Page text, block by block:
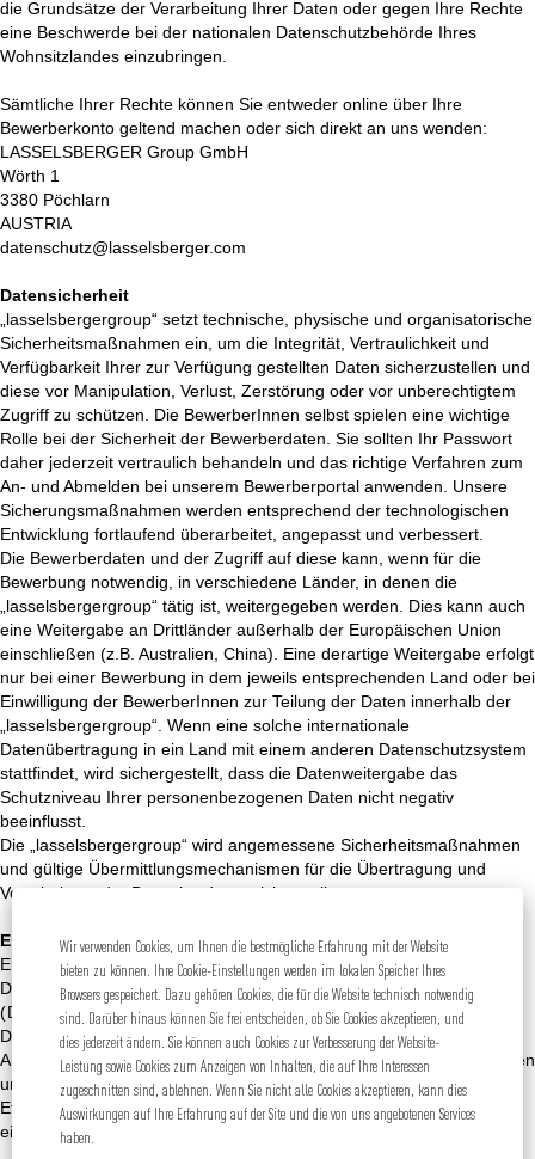
Wir verwenden Cookies, um Ihnen die bestmögliche Erfahrung mit der Website
bieten zu können. Ihre Cookie-Einstellungen werden im lokalen Speicher Ihres
Browsers gespeichert. Dazu gehören Cookies, die für die Website technisch notwendig
sind. Darüber hinaus können Sie frei entscheiden, ob Sie Cookies akzeptieren, und
dies jederzeit ändern. Sie können auch Cookies zur Verbesserung der Website-
Leistung sowie Cookies zum Anzeigen von Inhalten, die auf Ihre Interessen
zugeschnitten sind, ablehnen. Wenn Sie nicht alle Cookies akzeptieren, kann dies
Auswirkungen auf Ihre Erfahrung auf der Site und die von uns angebotenen Services
haben.
die Grundsätze der Verarbeitung Ihrer Daten oder gegen Ihre Rechte
eine Beschwerde bei der nationalen Datenschutzbehörde Ihres
Wohnsitzlandes einzubringen.
Sämtliche Ihrer Rechte können Sie entweder online über Ihre
Bewerberkonto geltend machen oder sich direkt an uns wenden:
LASSELSBERGER Group GmbH
Wörth 1
3380 Pöchlarn
AUSTRIA
datenschutz@lasselsberger.com
Datensicherheit
„lasselsbergergroup“ setzt technische, physische und organisatorische
Sicherheitsmaßnahmen ein, um die Integrität, Vertraulichkeit und
Verfügbarkeit Ihrer zur Verfügung gestellten Daten sicherzustellen und
diese vor Manipulation, Verlust, Zerstörung oder vor unberechtigtem
Zugriff zu schützen. Die BewerberInnen selbst spielen eine wichtige
Rolle bei der Sicherheit der Bewerberdaten. Sie sollten Ihr Passwort
daher jederzeit vertraulich behandeln und das richtige Verfahren zum
An- und Abmelden bei unserem Bewerberportal anwenden. Unsere
Sicherungsmaßnahmen werden entsprechend der technologischen
Entwicklung fortlaufend überarbeitet, angepasst und verbessert.
Die Bewerberdaten und der Zugriff auf diese kann, wenn für die
Bewerbung notwendig, in verschiedene Länder, in denen die
„lasselsbergergroup“ tätig ist, weitergegeben werden. Dies kann auch
eine Weitergabe an Drittländer außerhalb der Europäischen Union
einschließen (z.B. Australien, China). Eine derartige Weitergabe erfolgt
nur bei einer Bewerbung in dem jeweils entsprechenden Land oder bei
Einwilligung der BewerberInnen zur Teilung der Daten innerhalb der
„lasselsbergergroup“. Wenn eine solche internationale
Datenübertragung in ein Land mit einem anderen Datenschutzsystem
stattfindet, wird sichergestellt, dass die Datenweitergabe das
Schutzniveau Ihrer personenbezogenen Daten nicht negativ
beeinflusst.
Die „lasselsbergergroup“ wird angemessene Sicherheitsmaßnahmen
und gültige Übermittlungsmechanismen für die Übertragung und
Verarbeitung der Bewerberdaten sicherstellen.
Ergänzende Regelungen/Allgemein Bestimmungen
Ergänzend zu dieser Erklärung gilt unsere allgemeine
Datenschutzerklärung. Diese finden Sie auf unserer Homepage
(Datenschutzerklärung).
Die ständige Entwicklung des Internets macht von Zeit zu Zeit
Anpassungen unserer Datenschutzprinzipien erforderlich. Wir behalten
uns deshalb vor, jederzeit entsprechende Änderungen vorzunehmen.
Etwaige Änderungen werden in keiner Weise Ihre Rechte
einschränken.